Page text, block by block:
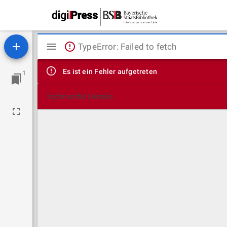
1
Mirador
Viewer
TypeError: Failed to fetch
Es ist ein Fehler aufgetreten
Technische Details